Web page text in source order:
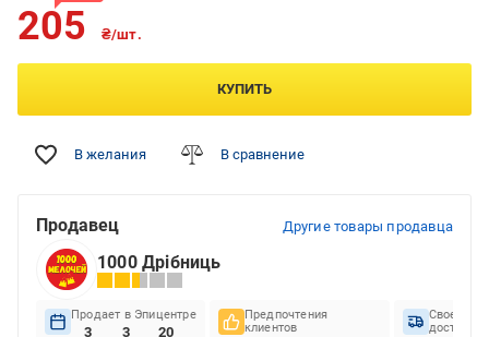
205 ₴/шт.
КУПИТЬ
В желания В сравнение
Продавец Другие товары продавца
1000 Дрібниць
Продает в Эпицентре
3 3 20
Предпочтения
клиентов
доставок